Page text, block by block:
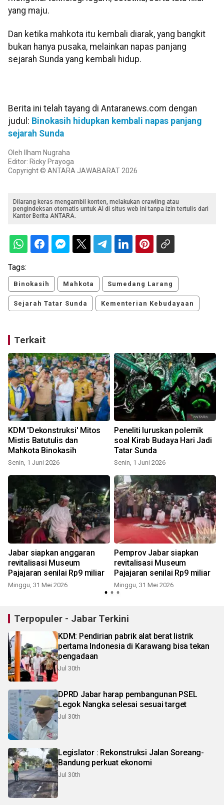
yang maju.
Dan ketika mahkota itu kembali diarak, yang bangkit
bukan hanya pusaka, melainkan napas panjang
sejarah Sunda yang kembali hidup.
Berita ini telah tayang di Antaranews.com dengan
judul: Binokasih hidupkan kembali napas panjang
sejarah Sunda
Oleh Ilham Nugraha
Editor: Ricky Prayoga
Copyright © ANTARA JAWABARAT 2026
Dilarang keras mengambil konten, melakukan crawling atau
pengindeksan otomatis untuk AI di situs web ini tanpa izin tertulis dari
Kantor Berita ANTARA.
Tags:
Binokasih Mahkota Sumedang Larang
Sejarah Tatar Sunda Kementerian Kebudayaan
Terkait
KDM 'Dekonstruksi' Mitos
Mistis Batutulis dan
Mahkota Binokasih
Senin, 1 Juni 2026
Peneliti luruskan polemik
soal Kirab Budaya Hari Jadi
Tatar Sunda
Senin, 1 Juni 2026
Jabar siapkan anggaran
revitalisasi Museum
Pajajaran senilai Rp9 miliar
Minggu, 31 Mei 2026
Pemprov Jabar siapkan
revitalisasi Museum
Pajajaran senilai Rp9 miliar
Minggu, 31 Mei 2026
Terpopuler - Jabar Terkini
KDM: Pendirian pabrik alat berat listrik
pertama Indonesia di Karawang bisa tekan
pengadaan
Jul 30th
DPRD Jabar harap pembangunan PSEL
Legok Nangka selesai sesuai target
Jul 30th
Legislator : Rekonstruksi Jalan Soreang-
Bandung perkuat ekonomi
Jul 30th